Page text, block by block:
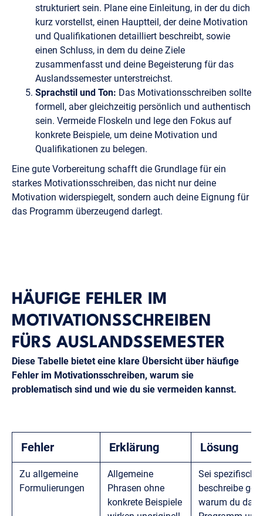
strukturiert sein. Plane eine Einleitung, in der du dich
kurz vorstellst, einen Hauptteil, der deine Motivation
und Qualifikationen detailliert beschreibt, sowie
einen Schluss, in dem du deine Ziele
zusammenfasst und deine Begeisterung für das
Auslandssemester unterstreichst.
Sprachstil und Ton: Das Motivationsschreiben sollte
formell, aber gleichzeitig persönlich und authentisch
sein. Vermeide Floskeln und lege den Fokus auf
konkrete Beispiele, um deine Motivation und
Qualifikationen zu belegen.
Eine gute Vorbereitung schafft die Grundlage für ein
starkes Motivationsschreiben, das nicht nur deine
Motivation widerspiegelt, sondern auch deine Eignung für
das Programm überzeugend darlegt.
HÄUFIGE FEHLER IM
MOTIVATIONSSCHREIBEN
FÜRS AUSLANDSSEMESTER
Diese Tabelle bietet eine klare Übersicht über häufige
Fehler im Motivationsschreiben, warum sie
problematisch sind und wie du sie vermeiden kannst.
Fehler Erklärung Lösung
Zu allgemeine
Formulierungen
Allgemeine
Phrasen ohne
konkrete Beispiele
Sei spezifisch,
beschreibe
warum du das